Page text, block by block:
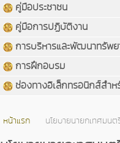
คู่มือประชาชน
คู่มือการปฏิบัติงาน
การบริหารและพัฒนาทรัพ
การฝึกอบรม
ช่องทางอิเล็กทรอนิกส์สำห
หน้าแรก นโยบายนายกเทศมนต